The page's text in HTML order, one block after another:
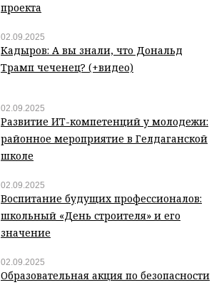
проекта
02.09.2025
Кадыров: А вы знали, что Дональд
Трамп чеченец? (+видео)
02.09.2025
Развитие ИТ-компетенций у молодежи:
районное мероприятие в Гелдаганской
школе
02.09.2025
Воспитание будущих профессионалов:
школьный «День строителя» и его
значение
02.09.2025
Образовательная акция по безопасности